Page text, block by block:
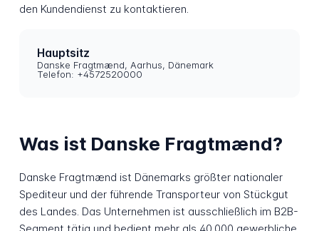
den Kundendienst zu kontaktieren.
Hauptsitz
Danske Fragtmænd, Aarhus, Dänemark
Telefon: +4572520000
Was ist Danske Fragtmænd?
Danske Fragtmænd ist Dänemarks größter nationaler
Spediteur und der führende Transporteur von Stückgut
des Landes. Das Unternehmen ist ausschließlich im B2B-